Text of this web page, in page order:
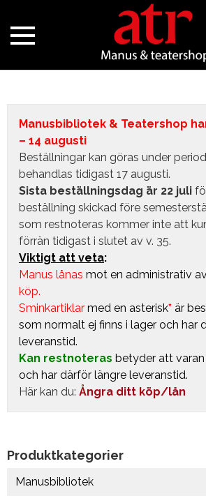
Manusbibliotek & Teatershop
– 14 augusti
Beställningar kan göras under
behandlas tidigast 17 augusti.
Sista beställningsdag är 22 juli
beställning skickad före
som restnoteras kommer inte att
förrän tidigast i slutet av v. 35.
Viktigt att veta:
Manus lånas mot en administrativ
köp.
Sminkartiklar med en asterisk* är
som normalt ej finns i lager och har
leveranstid.
Kan restnoteras betyder att
och har därför längre leveranstid.
Här kan du: Ångra ditt köp/lån
Produktkategorier
Manusbibliotek